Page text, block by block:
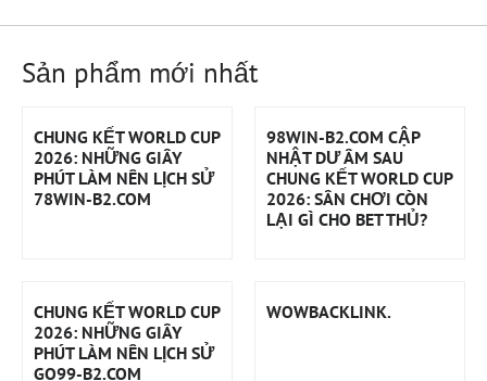
Sản phẩm mới nhất
CHUNG KẾT WORLD CUP
2026: NHỮNG GIÂY
PHÚT LÀM NÊN LỊCH SỬ
78WIN-B2.COM
98WIN-B2.COM CẬP
NHẬT DƯ ÂM SAU
CHUNG KẾT WORLD CUP
2026: SÂN CHƠI CÒN
LẠI GÌ CHO BET THỦ?
CHUNG KẾT WORLD CUP
2026: NHỮNG GIÂY
PHÚT LÀM NÊN LỊCH SỬ
GO99-B2.COM
WOWBACKLINK.